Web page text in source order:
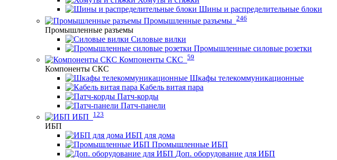
Шины и распределительные блоки
Промышленные разъемы 246
Промышленные разъемы
Силовые вилки
Промышленные силовые розетки
Компоненты СКС 59
Компоненты СКС
Шкафы телекоммуникационные
Кабель витая пара
Патч-корды
Патч-панели
ИБП
123
ИБП
ИБП для дома
Промышленные ИБП
Доп. оборудование для ИБП